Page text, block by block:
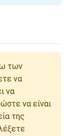
των
να
να
να είναι
της